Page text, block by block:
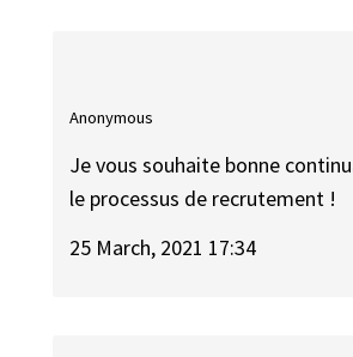
Anonymous
Je vous souhaite bonne
le processus de recrutement !
25 March, 2021 17:34